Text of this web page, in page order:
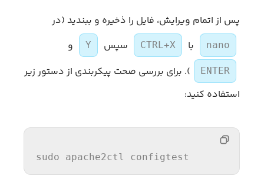
پس از اتمام ویرایش، فایل را ذخیره و ببندید (در
nano با CTRL+X سپس Y و
ENTER
). برای بررسی صحت پیکربندی از دستور زیر
استفاده کنید:
sudo apache2ctl configtest